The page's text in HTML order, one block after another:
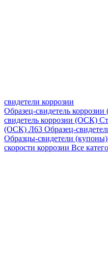
свидетели коррозии
Образец-свидетель
свидетель коррозии (ОСК)
(ОСК) Л63 Образец-
Образцы-свидетели
скорости коррозии Все